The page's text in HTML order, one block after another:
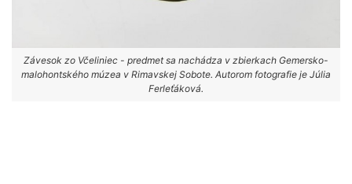
Závesok zo Včeliniec - predmet sa nachádza v zbierkach Gemersko-
malohontského múzea v Rimavskej Sobote. Autorom fotografie je Júlia
Ferleťáková.